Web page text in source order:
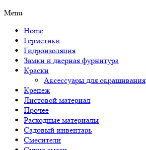
Menu
Home
Герметики
Гидроизоляция
Замки и дверная фурнитура
Краски
Аксессуары для окрашивания
Крепеж
Листовой материал
Прочее
Расходные материалы
Садовый инвентарь
Смесители